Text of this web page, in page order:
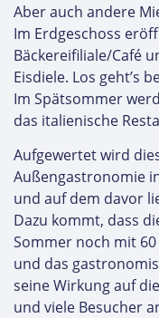
Aber auch andere
Im Erdgeschoss
Bäckereifiliale/Café
Eisdiele. Los geht’s
Im Spätsommer
das italienische
Aufgewertet wird
Außengastronomie
und auf dem davor
Dazu kommt, dass
Sommer noch mit
und das
seine Wirkung auf
und viele Besucher